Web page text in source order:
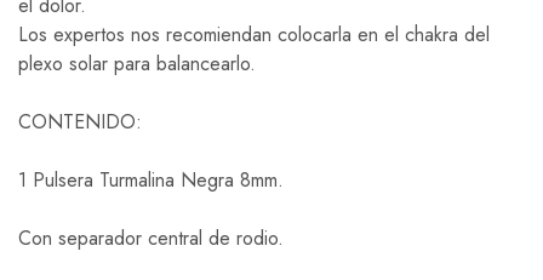
Los expertos nos recomiendan colocarla en el chakra del
plexo solar para balancearlo.
CONTENIDO:
1 Pulsera Turmalina Negra 8mm.
Con separador central de rodio.